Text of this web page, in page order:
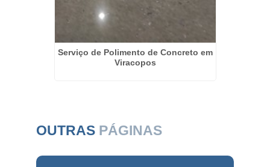
Serviço de Polimento de Concreto em
Viracopos
OUTRAS PÁGINAS